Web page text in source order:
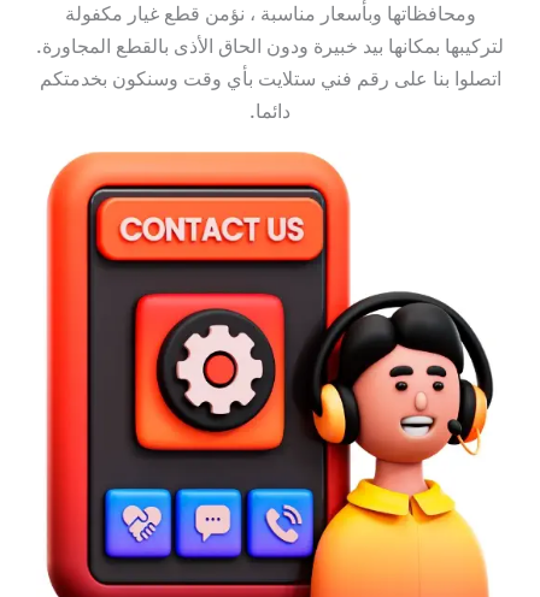
ومحافظاتها وبأسعار مناسبة ، نؤمن قطع غيار مكفولة
لتركيبها بمكانها بيد خبيرة ودون الحاق الأذى بالقطع المجاورة.
اتصلوا بنا على رقم فني ستلايت بأي وقت وسنكون بخدمتكم
دائما.